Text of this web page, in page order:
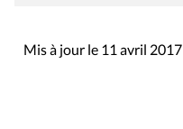
Mis à jour le 11 avril 2017